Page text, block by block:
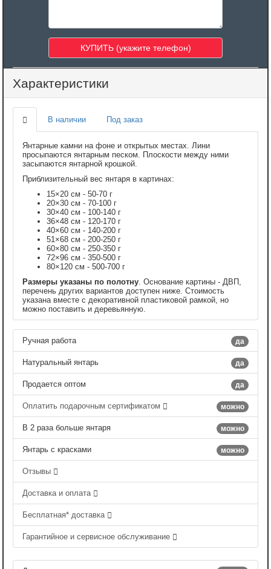
Характеристики
В наличии Под заказ
Янтарные камни на фоне и открытых местах. Лини
просыпаются янтарным песком. Плоскости между ними
засыпаются янтарной крошкой.
Приблизительный вес янтаря в картинах:
15×20 см - 50-70 г
20×30 см - 70-100 г
30×40 см - 100-140 г
36×48 см - 120-170 г
40×60 см - 140-200 г
51×68 см - 200-250 г
60×80 см - 250-350 г
72×96 см - 350-500 г
80×120 см - 500-700 г
Размеры указаны по полотну. Основание картины - ДВП,
перечень других вариантов доступен ниже. Стоимость
указана вместе с декоративной пластиковой рамкой, но
можно поставить и деревьянную.
да
Ручная работа
да
Натуральный янтарь
да
Продается оптом
можно
Оплатить подарочным сертификатом
можно
В 2 раза больше янтаря
можно
Янтарь с красками
Отзывы
Доставка и оплата
Бесплатная* доставка
Гарантийное и сервисное обслуживание